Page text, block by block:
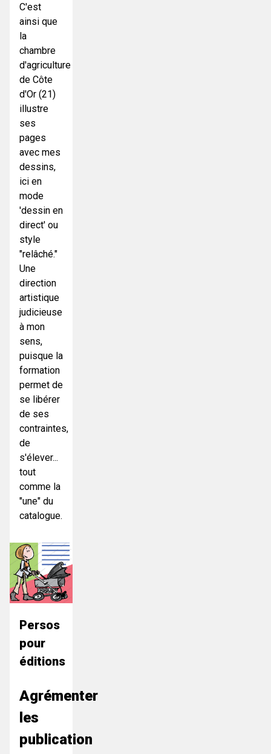
C'est
ainsi que
la
chambre
d'agriculture
de Côte
d'Or (21)
illustre
ses
pages
avec mes
dessins,
ici en
mode
'dessin en
direct' ou
style
"relâché."
Une
direction
artistique
judicieuse
à mon
sens,
puisque la
formation
permet de
se libérer
de ses
contraintes,
de
s'élever...
tout
comme la
"une" du
catalogue.
Persos
pour
éditions
Agrémenter
les
publication